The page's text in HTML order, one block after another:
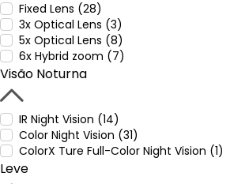
Fixed Lens (28)
3x Optical Lens (3)
5x Optical Lens (8)
6x Hybrid zoom (7)
Visão Noturna
IR Night Vision (14)
Color Night Vision (31)
ColorX Ture Full-Color Night Vision (1)
Leve